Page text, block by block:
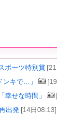
ポーツ特別賞
ンキで…」
幸せな時間」
出発 [14日08:13]